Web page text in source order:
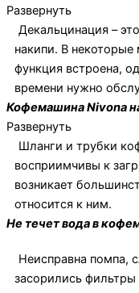
Развернуть
Декальцинация –
накипи. В
функция встроена,
времени нужно
Кофемашина Nivona
Развернуть
Шланги и трубки
восприимчивы к
возникает
относится к ним.
Не течет вода в
Неисправна помпа,
засорились